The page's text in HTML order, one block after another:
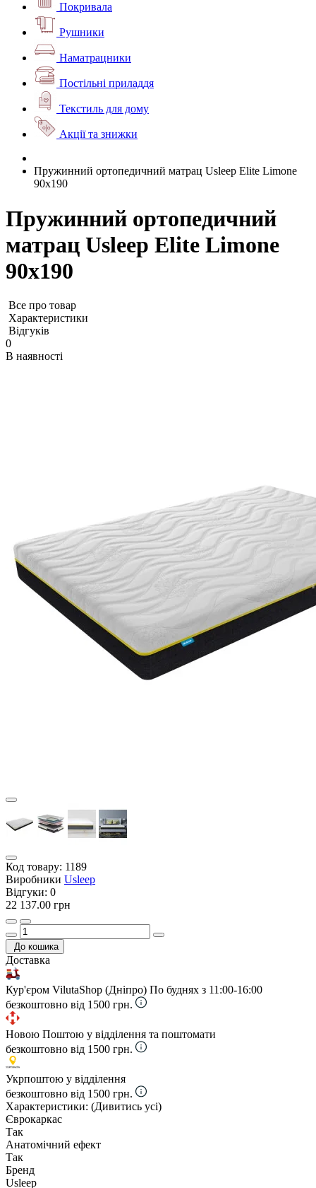
Покривала
Рушники
Наматрацники
Постільні приладдя
Текстиль для дому
Акції та знижки
Пружинний ортопедичний матрац Usleep Elite Limone
90х190
Пружинний ортопедичний
матрац Usleep Elite Limone
90х190
Все про товар
Характеристики
Відгуків
0
В наявності
Код товару: 1189
Виробники Usleep
Відгуки: 0
22 137.00 грн
До кошика
Доставка
Кур'єром VilutaShop (Дніпро) По буднях з 11:00-16:00
безкоштовно від 1500 грн.
Новою Поштою у відділення та поштомати
безкоштовно від 1500 грн.
Укрпоштою у відділення
безкоштовно від 1500 грн.
Характеристики: (Дивитись усі)
Єврокаркас
Так
Анатомічний ефект
Так
Бренд
Usleep